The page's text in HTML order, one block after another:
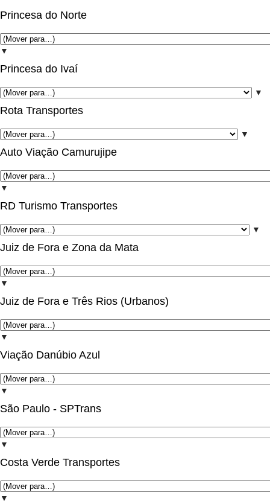
Princesa do Norte
▼
Princesa do Ivaí
▼
Rota Transportes
▼
Auto Viação Camurujipe
▼
RD Turismo Transportes
▼
Juiz de Fora e Zona da Mata
▼
Juiz de Fora e Três Rios (Urbanos)
▼
Viação Danúbio Azul
▼
São Paulo - SPTrans
▼
Costa Verde Transportes
▼